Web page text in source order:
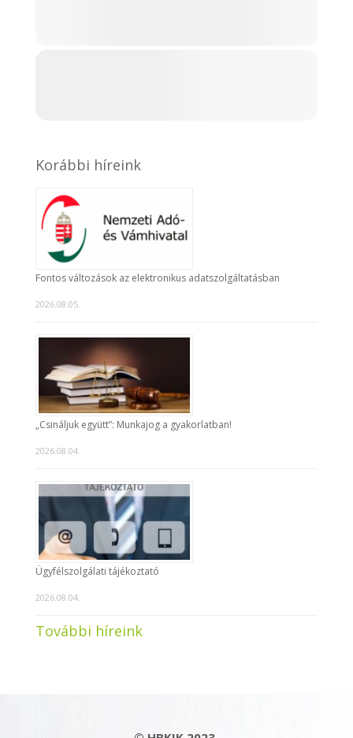
Korábbi híreink
Fontos változások az elektronikus adatszolgáltatásban
2026.08.05.
„Csináljuk együtt”: Munkajog a gyakorlatban!
2026.08.04.
Ügyfélszolgálati tájékoztató
2026.08.04.
További híreink